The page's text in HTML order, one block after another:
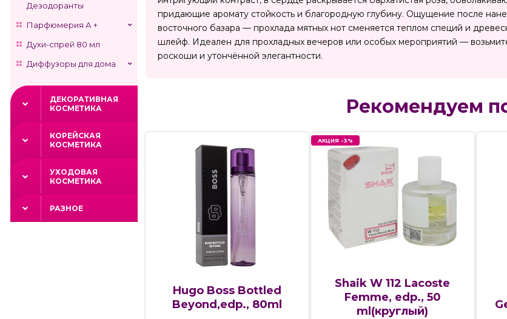
Дезодоранты
Парфюмерия А +
Духи-спрей 80 мл
Диффузоры для дома
ДЕКОРАТИВНАЯ
КОСМЕТИКА
КОРЕЙСКАЯ
КОСМЕТИКА
УХОДОВАЯ
КОСМЕТИКА
РАЗНОЕ
придающие аромату стойкость и благородную глубину. Ощущение после
восточного базара — прохлада мятных нот сменяется теплом специй и
шлейф. Идеален для прохладных вечеров или особых мероприятий —
роскоши и утончённой элегантности.
Рекомендуем
Hugo Boss Bottled
Beyond,edp., 80ml
АКЦИЯ -3%
Shaik W 112 Lacoste
Femme, edp., 50
ml(круглый)